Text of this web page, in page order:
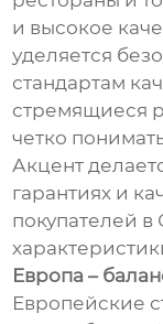
и высокое
уделяется
стандартам
стремящиеся
четко
Акцент
гарантиях и
покупателей
Европа –
Европейские